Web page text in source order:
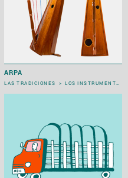
ARPA
LAS TRADICIONES > LOS INSTRUMENTOS MUSICALES